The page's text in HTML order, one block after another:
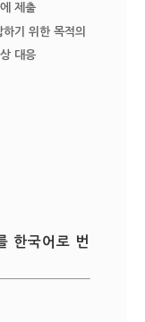
제출
기 위한 목적의
대응
한국어로 번